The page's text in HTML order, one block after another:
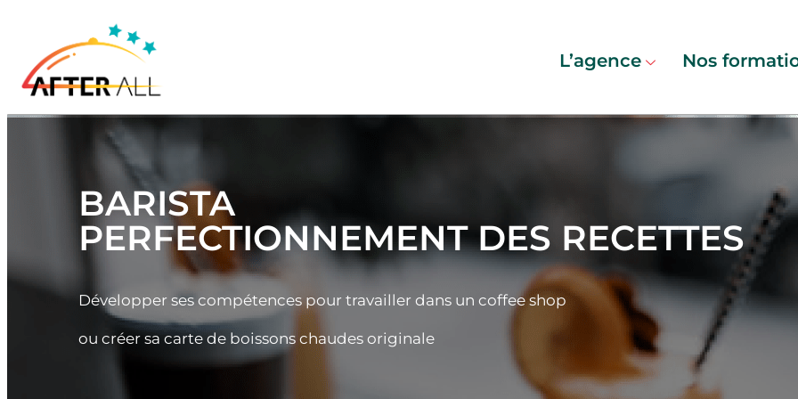
L’agence Nos
BARISTA
PERFECTIONNEMENT DES RECETTES
Développer ses compétences pour travailler dans un coffee shop
ou créer sa carte de boissons chaudes originale